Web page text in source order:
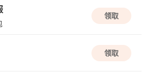
模拟经营 国风
领取
领取